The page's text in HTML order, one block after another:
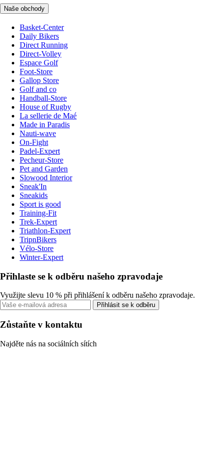
Naše obchody
Basket-Center
Daily Bikers
Direct Running
Direct-Volley
Espace Golf
Foot-Store
Gallop Store
Golf and co
Handball-Store
House of Rugby
La sellerie de Maé
Made in Paradis
Nauti-wave
On-Fight
Padel-Expert
Pecheur-Store
Pet and Garden
Slowood Interior
Sneak'In
Sneakids
Sport is good
Training-Fit
Trek-Expert
Triathlon-Expert
TripnBikers
Vélo-Store
Winter-Expert
Přihlaste se k odběru našeho zpravodaje
Využijte slevu 10 % při přihlášení k odběru našeho zpravodaje.
Přihlásit se k odběru
Zůstaňte v kontaktu
Najděte nás na sociálních sítích